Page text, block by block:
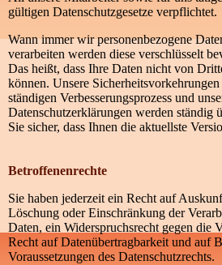
gültigen Datenschutzgesetze verpflichtet.
Wann immer wir personenbezogene
verarbeiten werden diese verschlüsselt
Das heißt, dass Ihre Daten nicht von
können. Unsere
ständigen Verbesserungsprozess und
Datenschutzerklärungen werden ständig
Sie sicher, dass Ihnen die aktuellste
Betroffenenrechte
Sie haben jederzeit ein Recht auf
Löschung oder Einschränkung der
Daten, ein Widerspruchsrecht gegen die
Recht auf Datenübertragbarkeit und auf
Voraussetzungen des Datenschutzrechts.